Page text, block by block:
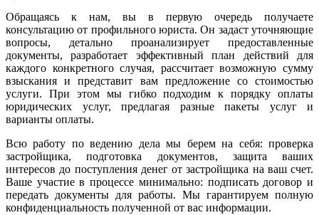
Обращаясь к нам, вы в первую очередь получаете
консультацию от профильного юриста. Он задаст уточняющие
вопросы, детально проанализирует предоставленные
документы, разработает эффективный план действий для
каждого конкретного случая, рассчитает возможную сумму
взыскания и представит вам предложение со стоимостью
услуги. При этом мы гибко подходим к порядку оплаты
юридических услуг, предлагая разные пакеты услуг и
варианты оплаты.
Всю работу по ведению дела мы берем на себя: проверка
застройщика, подготовка документов, защита ваших
интересов до поступления денег от застройщика на ваш счет.
Ваше участие в процессе минимально: подписать договор и
передать документы для работы. Мы гарантируем полную
конфиденциальность полученной от вас информации.